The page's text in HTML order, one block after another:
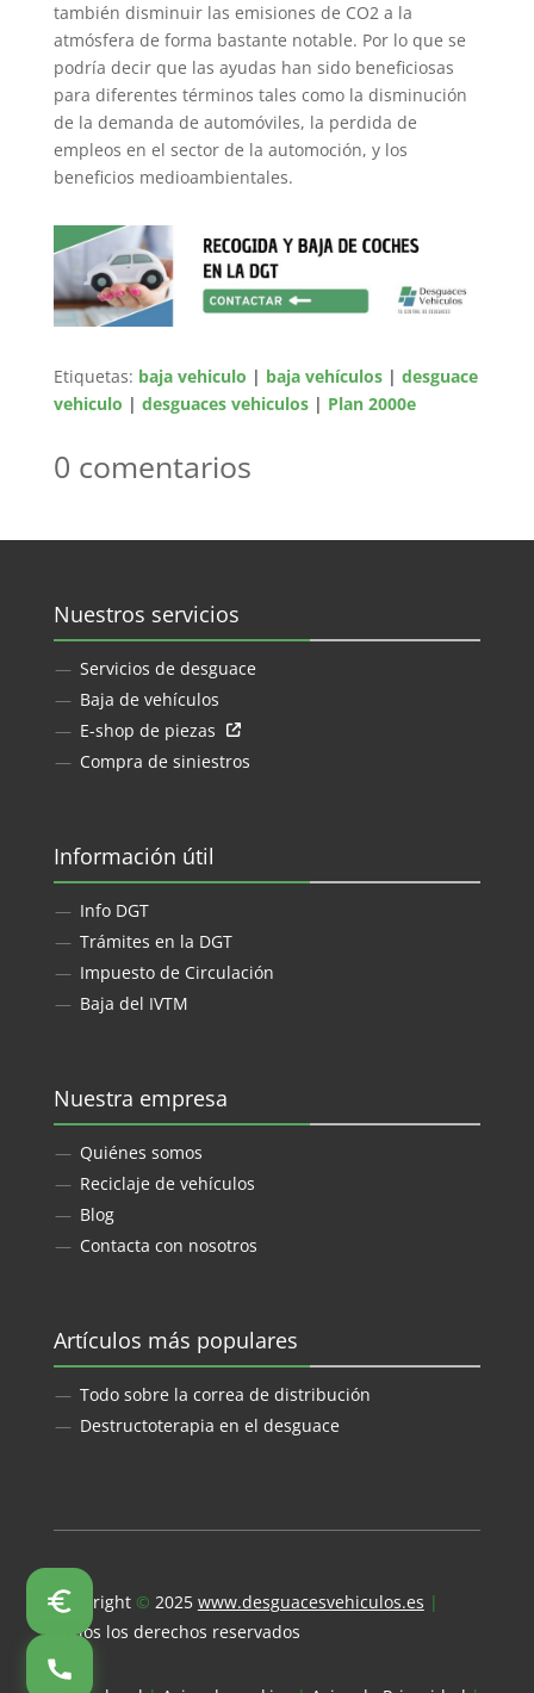
también disminuir las emisiones de CO2 a la
atmósfera de forma bastante notable. Por lo que se
podría decir que las ayudas han sido beneficiosas
para diferentes términos tales como la disminución
de la demanda de automóviles, la perdida de
empleos en el sector de la automoción, y los
beneficios medioambientales.
Etiquetas: baja vehiculo | baja vehículos| desguace
vehiculo | desguaces vehiculos| Plan 2000e
0 comentarios
Nuestros servicios
Servicios de desguace
Baja de vehículos
E-shop de piezas
Compra de siniestros
Información útil
Info DGT
Trámites en la DGT
Impuesto de Circulación
Baja del IVTM
Nuestra empresa
Quiénes somos
Reciclaje de vehículos
Blog
Contacta con nosotros
Artículos más populares
Todo sobre la correa de distribución
Destructoterapia en el desguace
Copyright © 2025 www.desguacesvehiculos.es |
Todos los derechos reservados